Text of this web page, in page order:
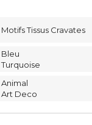
Motifs Tissus Cravates
Bleu
Turquoise
Animal
Art Deco